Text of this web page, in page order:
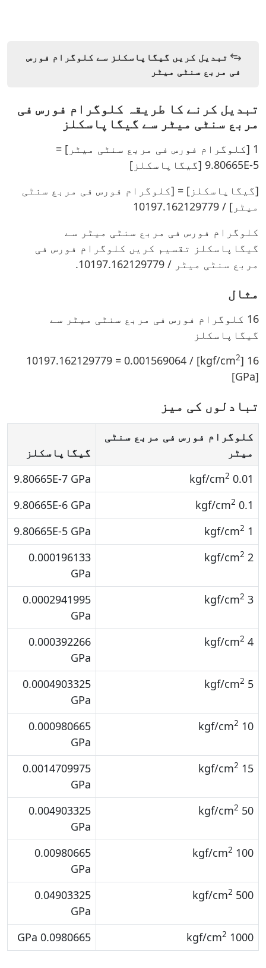
تبدیل کریں گیگاپاسکلز سے کلوگرام فورس
فی مربع سنٹی میٹر
تبدیل کرنے کا طریقہ کلوگرام فورس فی
مربع سنٹی میٹر سے گیگاپاسکلز
1 [کلوگرام فورس فی مربع سنٹی میٹر] =
9.80665E-5 [گیگاپاسکلز]
[گیگاپاسکلز] = [کلوگرام فورس فی مربع سنٹی
میٹر] / 10197.162129779
کلوگرام فورس فی مربع سنٹی میٹر سے
گیگاپاسکلز تقسیم کریں کلوگرام فورس فی
مربع سنٹی میٹر / 10197.162129779.
مثال
16 کلوگرام فورس فی مربع سنٹی میٹر سے
گیگاپاسکلز
16 [kgf/cm
2
] / 10197.162129779 = 0.001569064
[GPa]
تبادلوں کی میز
کلوگرام فورس فی مربع سنٹی
میٹر
گیگاپاسکلز
0.01 kgf/cm
2
9.80665E-7 GPa
0.1 kgf/cm
2
9.80665E-6 GPa
1 kgf/cm
2
9.80665E-5 GPa
2 kgf/cm
2
0.000196133
GPa
3 kgf/cm
2
0.0002941995
GPa
4 kgf/cm
2
0.000392266
GPa
5 kgf/cm
2
0.0004903325
GPa
10 kgf/cm
2
0.000980665
GPa
15 kgf/cm
2
0.0014709975
GPa
50 kgf/cm
2
0.004903325
GPa
100 kgf/cm
2
0.00980665
GPa
500 kgf/cm
2
0.04903325
GPa
1000 kgf/cm
2
0.0980665 GPa